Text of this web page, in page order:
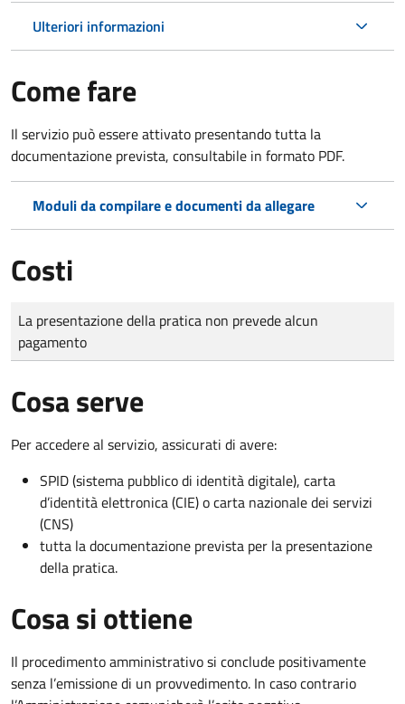
Ulteriori informazioni
Come fare
Il servizio può essere attivato presentando tutta la
documentazione prevista, consultabile in formato PDF.
Moduli da compilare e documenti da allegare
Costi
Tipo di pagamento
Importo
La presentazione della pratica non prevede alcun
pagamento
Cosa serve
Per accedere al servizio, assicurati di avere:
SPID (sistema pubblico di identità digitale), carta
d’identità elettronica (CIE) o carta nazionale dei servizi
(CNS)
tutta la documentazione prevista per la presentazione
della pratica.
Cosa si ottiene
Il procedimento amministrativo si conclude positivamente
senza l’emissione di un provvedimento. In caso contrario